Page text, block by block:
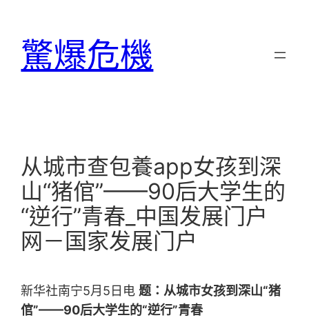
驚爆危機
从城市查包養app女孩到深
山“猪倌”——90后大学生的
“逆行”青春_中国发展门户
网－国家发展门户
新华社南宁5月5日电题：从城市女孩到深山“猪
倌”——90后大学生的“逆行”青春